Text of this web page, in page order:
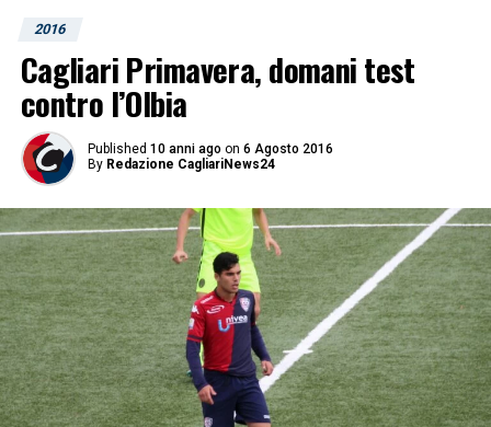
2016
Cagliari Primavera, domani test
contro l’Olbia
Published 10 anni ago on 6 Agosto 2016
By Redazione CagliariNews24